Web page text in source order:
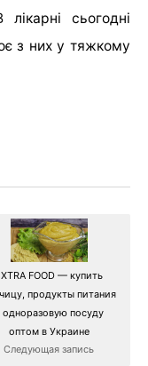
сьогодні
з них у тяжкому
FOOD — купить
продукты питания
одноразовую посуду
оптом в Украине
Следующая запись